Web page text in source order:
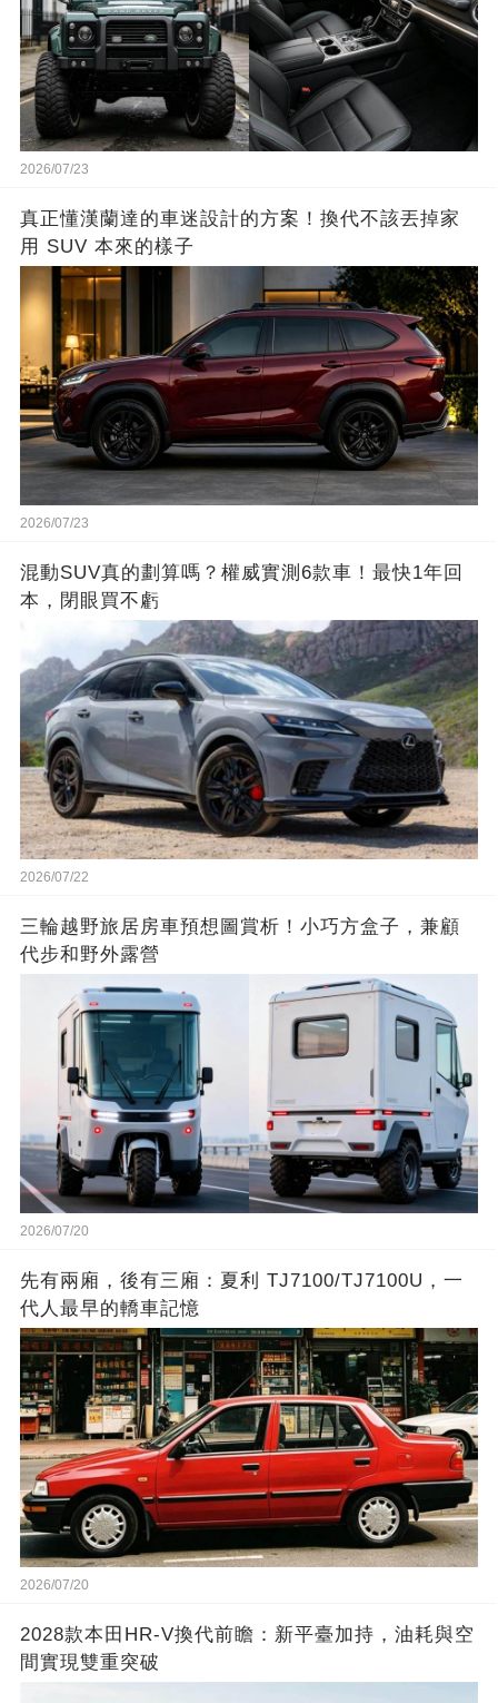
2026/07/23
真正懂漢蘭達的車迷設計的方案！換代不該丟掉家
用 SUV 本來的樣子
2026/07/23
混動SUV真的劃算嗎？權威實測6款車！最快1年回
本，閉眼買不虧
2026/07/22
三輪越野旅居房車預想圖賞析！小巧方盒子，兼顧
代步和野外露營
2026/07/20
先有兩廂，後有三廂：夏利 TJ7100/TJ7100U，一
代人最早的轎車記憶
2026/07/20
2028款本田HR-V換代前瞻：新平臺加持，油耗與空
間實現雙重突破